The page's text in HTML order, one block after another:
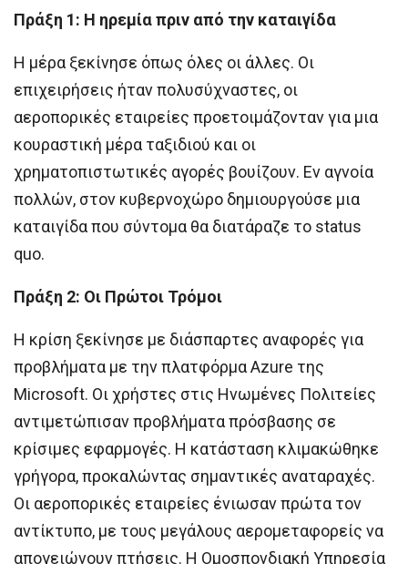
Πράξη 1: Η ηρεμία πριν από την καταιγίδα
Η μέρα ξεκίνησε όπως όλες οι άλλες. Οι
επιχειρήσεις ήταν πολυσύχναστες, οι
αεροπορικές εταιρείες προετοιμάζονταν για μια
κουραστική μέρα ταξιδιού και οι
χρηματοπιστωτικές αγορές βουίζουν. Εν αγνοία
πολλών, στον κυβερνοχώρο δημιουργούσε μια
καταιγίδα που σύντομα θα διατάραζε το status
quo.
Πράξη 2: Οι Πρώτοι Τρόμοι
Η κρίση ξεκίνησε με διάσπαρτες αναφορές για
προβλήματα με την πλατφόρμα Azure της
Microsoft. Οι χρήστες στις Ηνωμένες Πολιτείες
αντιμετώπισαν προβλήματα πρόσβασης σε
κρίσιμες εφαρμογές. Η κατάσταση κλιμακώθηκε
γρήγορα, προκαλώντας σημαντικές αναταραχές.
Οι αεροπορικές εταιρείες ένιωσαν πρώτα τον
αντίκτυπο, με τους μεγάλους αερομεταφορείς να
απογειώνουν πτήσεις. Η Ομοσπονδιακή Υπηρεσία